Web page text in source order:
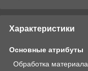
Характеристики
Основные атрибуты
Обработка материала